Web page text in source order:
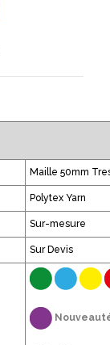
Maille 50mm
Polytex Yarn
Sur-mesure
Sur Devis